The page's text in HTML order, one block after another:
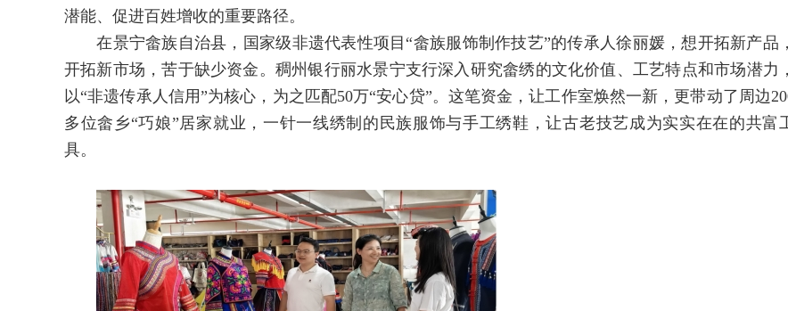
潜能、促进百姓增收的重要路径。
在景宁畲族自治县，国家级非遗代表性项目“畲族服饰制作技艺”的传承人徐丽媛，想开拓新产品，
开拓新市场，苦于缺少资金。稠州银行丽水景宁支行深入研究畲绣的文化价值、工艺特点和市场潜力，
以“非遗传承人信用”为核心，为之匹配50万“安心贷”。这笔资金，让工作室焕然一新，更带动了周边
多位畲乡“巧娘”居家就业，一针一线绣制的民族服饰与手工绣鞋，让古老技艺成为实实在在的共富
具。